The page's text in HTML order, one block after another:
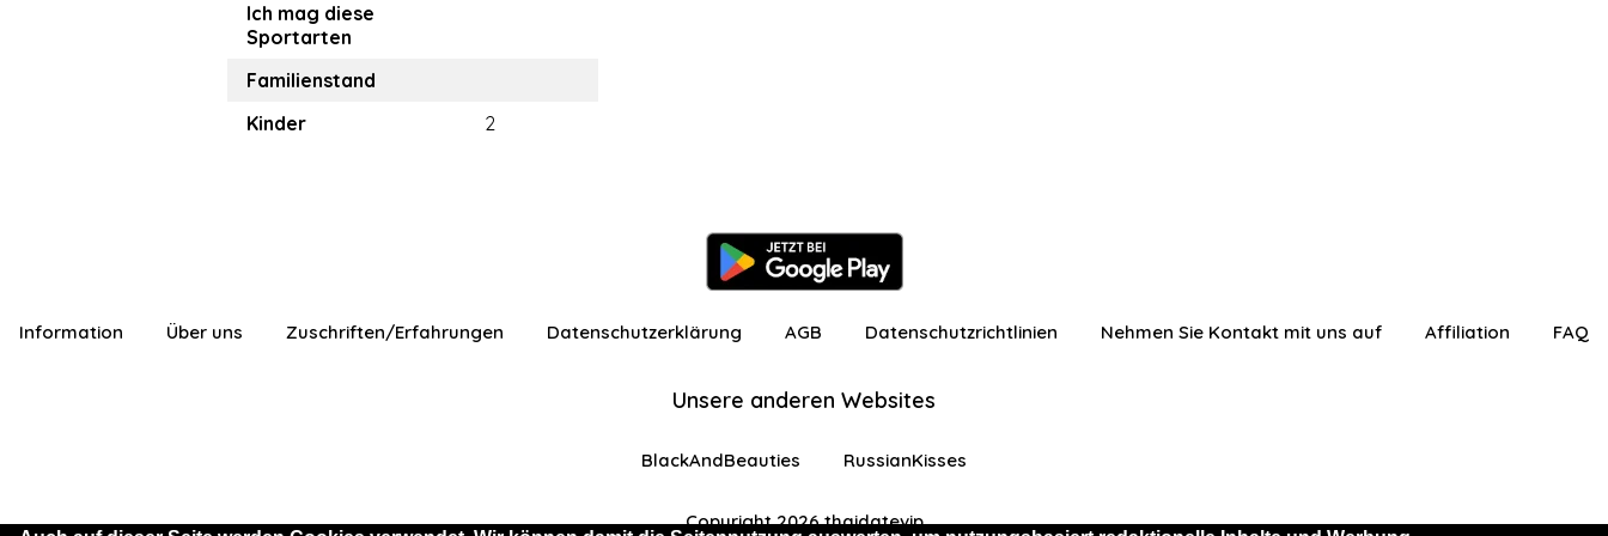
Ich mag diese
Sportarten
Familienstand
Kinder
2
Information Über uns Zuschriften/Erfahrungen Datenschutzerklärung AGB Datenschutzrichtlinien Nehmen Sie Kontakt mit uns auf Affiliation FAQ
Unsere anderen Websites
BlackAndBeauties RussianKisses
Copyright 2026 thaidatevip